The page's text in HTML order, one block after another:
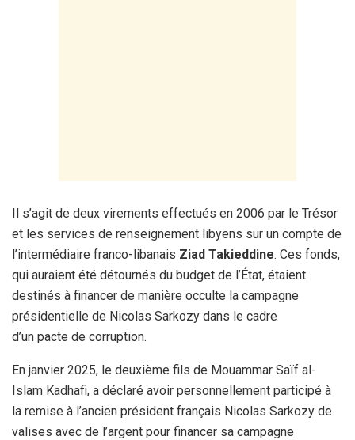
Il s’agit de deux virements effectués en 2006 par le Trésor
et les services de renseignement libyens sur un compte de
l’intermédiaire franco-libanais Ziad Takieddine. Ces fonds,
qui auraient été détournés du budget de l’État, étaient
destinés à financer de manière occulte la campagne
présidentielle de Nicolas Sarkozy dans le cadre
d’un pacte de corruption.
En janvier 2025, le deuxième fils de Mouammar Saïf al-
Islam Kadhafi, a déclaré avoir personnellement participé à
la remise à l’ancien président français Nicolas Sarkozy de
valises avec de l’argent pour financer sa campagne